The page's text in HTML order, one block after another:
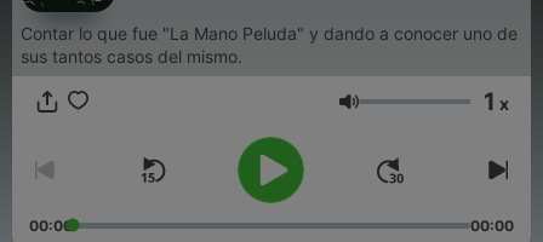
Contar lo que fue "La Mano Peluda" y dando a conocer uno de
sus tantos casos del mismo.
Volumen 1 x
00:00 00:00